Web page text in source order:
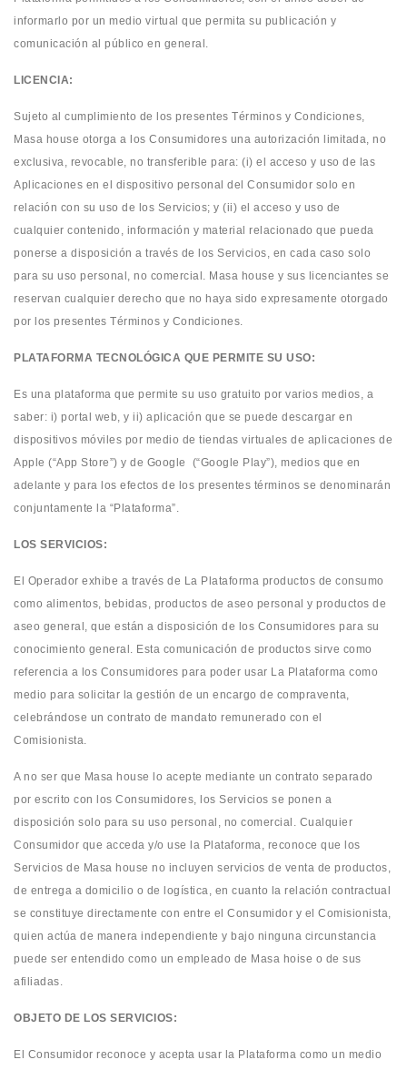
informarlo por un medio virtual que permita su publicación y
comunicación al público en general.
LICENCIA:
Sujeto al cumplimiento de los presentes Términos y Condiciones,
Masa house otorga a los Consumidores una autorización limitada, no
exclusiva, revocable, no transferible para: (i) el acceso y uso de las
Aplicaciones en el dispositivo personal del Consumidor solo en
relación con su uso de los Servicios; y (ii) el acceso y uso de
cualquier contenido, información y material relacionado que pueda
ponerse a disposición a través de los Servicios, en cada caso solo
para su uso personal, no comercial. Masa house y sus licenciantes se
reservan cualquier derecho que no haya sido expresamente otorgado
por los presentes Términos y Condiciones.
PLATAFORMA TECNOLÓGICA QUE PERMITE SU USO:
Es una plataforma que permite su uso gratuito por varios medios, a
saber: i) portal web, y ii) aplicación que se puede descargar en
dispositivos móviles por medio de tiendas virtuales de aplicaciones de
Apple (“App Store”) y de Google (“Google Play”), medios que en
adelante y para los efectos de los presentes términos se denominarán
conjuntamente la “Plataforma”.
LOS SERVICIOS:
El Operador exhibe a través de La Plataforma productos de consumo
como alimentos, bebidas, productos de aseo personal y productos de
aseo general, que están a disposición de los Consumidores para su
conocimiento general. Esta comunicación de productos sirve como
referencia a los Consumidores para poder usar La Plataforma como
medio para solicitar la gestión de un encargo de compraventa,
celebrándose un contrato de mandato remunerado con el
Comisionista.
A no ser que Masa house lo acepte mediante un contrato separado
por escrito con los Consumidores, los Servicios se ponen a
disposición solo para su uso personal, no comercial. Cualquier
Consumidor que acceda y/o use la Plataforma, reconoce que los
Servicios de Masa house no incluyen servicios de venta de productos,
de entrega a domicilio o de logística, en cuanto la relación contractual
se constituye directamente con entre el Consumidor y el Comisionista,
quien actúa de manera independiente y bajo ninguna circunstancia
puede ser entendido como un empleado de Masa hoise o de sus
afiliadas.
OBJETO DE LOS SERVICIOS:
El Consumidor reconoce y acepta usar la Plataforma como un medio